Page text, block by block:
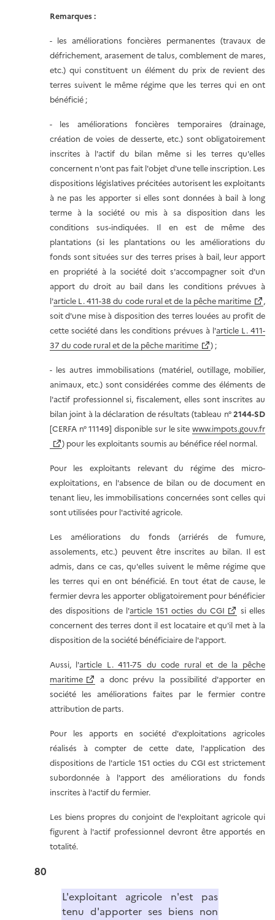
Remarques :
- les améliorations foncières permanentes (travaux de
défrichement, arasement de talus, comblement de mares,
etc.) qui constituent un élément du prix de revient des
terres suivent le même régime que les terres qui en ont
bénéficié ;
- les améliorations foncières temporaires (drainage,
création de voies de desserte, etc.) sont obligatoirement
inscrites à l'actif du bilan même si les terres qu'elles
concernent n'ont pas fait l'objet d'une telle inscription. Les
dispositions législatives précitées autorisent les exploitants
à ne pas les apporter si elles sont données à bail à long
terme à la société ou mis à sa disposition dans les
conditions sus-indiquées. Il en est de même des
plantations (si les plantations ou les améliorations du
fonds sont situées sur des terres prises à bail, leur apport
en propriété à la société doit s'accompagner soit d'un
apport du droit au bail dans les conditions prévues à
l'article L. 411-38 du code rural et de la pêche maritime
,
soit d'une mise à disposition des terres louées au profit de
cette société dans les conditions prévues à l'article L. 411-
37 du code rural et de la pêche maritime
) ;
- les autres immobilisations (matériel, outillage, mobilier,
animaux, etc.) sont considérées comme des éléments de
l'actif professionnel si, fiscalement, elles sont inscrites au
bilan joint à la déclaration de résultats (tableau n°2144-SD
[CERFA n° 11149] disponible sur le site www.impots.gouv.fr
) pour les exploitants soumis au bénéfice réel normal.
Pour les exploitants relevant du régime des micro-
exploitations, en l'absence de bilan ou de document en
tenant lieu, les immobilisations concernées sont celles qui
sont utilisées pour l'activité agricole.
Les améliorations du fonds (arriérés de fumure,
assolements, etc.) peuvent être inscrites au bilan. Il est
admis, dans ce cas, qu'elles suivent le même régime que
les terres qui en ont bénéficié. En tout état de cause, le
fermier devra les apporter obligatoirement pour bénéficier
des dispositions de l'article 151 octies du CGI
si elles
concernent des terres dont il est locataire et qu'il met à la
disposition de la société bénéficiaire de l'apport.
Aussi, l'article L. 411-75 du code rural et de la pêche
maritime
a donc prévu la possibilité d'apporter en
société les améliorations faites par le fermier contre
attribution de parts.
Pour les apports en société d'exploitations agricoles
réalisés à compter de cette date, l'application des
dispositions de l'article 151 octies du CGI est strictement
subordonnée à l'apport des améliorations du fonds
inscrites à l'actif du fermier.
Les biens propres du conjoint de l'exploitant agricole qui
figurent à l'actif professionnel devront être apportés en
totalité.
80
L'exploitant agricole n'est pas
tenu d'apporter ses biens non